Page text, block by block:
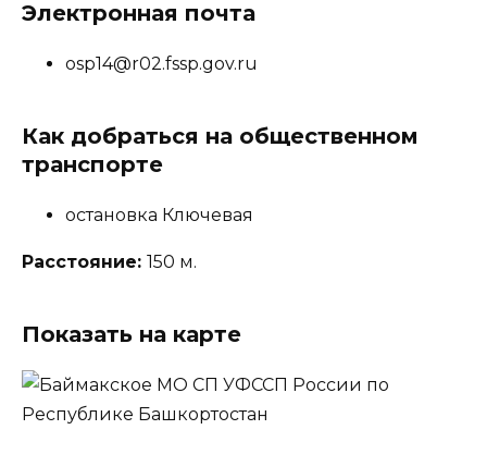
Электронная почта
osp14@r02.fssp.gov.ru
Как добраться на общественном
транспорте
остановка Ключевая
Расстояние: 150 м.
Показать на карте